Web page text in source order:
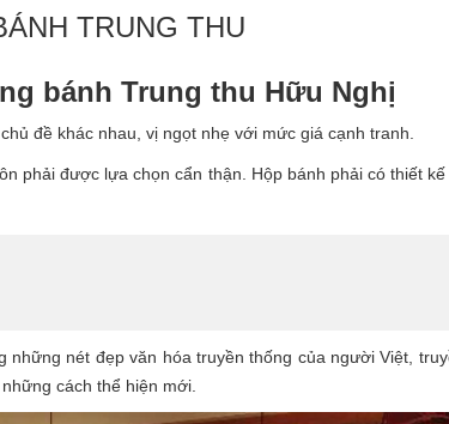
TRUNG THU
bánh Trung thu Hữu Nghị
đề khác nhau, vị ngọt nhẹ với mức giá cạnh tranh.
phải được lựa chọn cẩn thận. Hộp bánh phải có thiết
nét đẹp văn hóa truyền thống của người Việt,
cách thể hiện mới.